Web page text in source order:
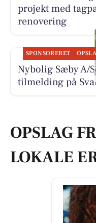
projekt med
renovering
SPONSORERET
Nybolig Sæby A/
tilmelding på
OPSLAG
LOKALE